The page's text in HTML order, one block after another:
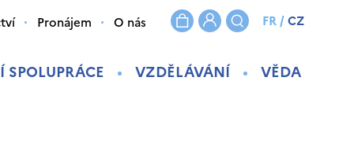
SPOLUPRÁCE VZDĚLÁVÁNÍ VĚDA
Pronájem O nás FR/CZ